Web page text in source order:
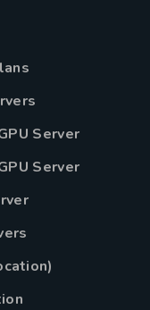
Server
Server